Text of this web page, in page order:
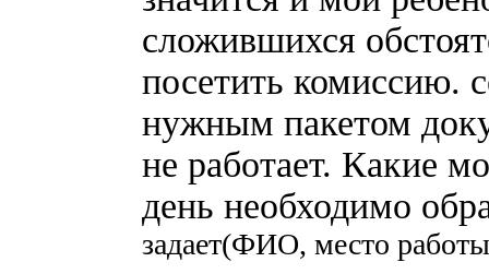
сложившихся
посетить комиссию.
нужным пакетом
не работает. Какие
день необходимо
задает(ФИО, место